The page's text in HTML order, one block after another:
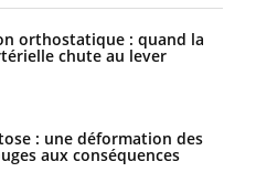
orthostatique : quand la
chute au lever
: une déformation des
aux conséquences